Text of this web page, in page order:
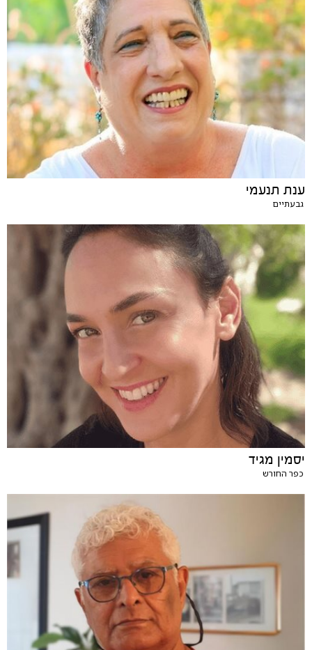
ענת תנעמי
גבעתיים
יסמין מגיד
כפר החורש